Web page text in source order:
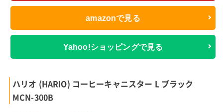
amazonで見る
Yahoo!ショッピングで見る
ハリオ (HARIO) コーヒーキャニスター L ブラック
MCN-300B